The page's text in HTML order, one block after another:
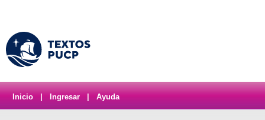
Inicio Ingresar Ayuda